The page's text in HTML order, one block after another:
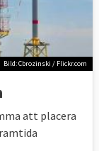
Bild: Cbrozinski / Flickr.com
att placera